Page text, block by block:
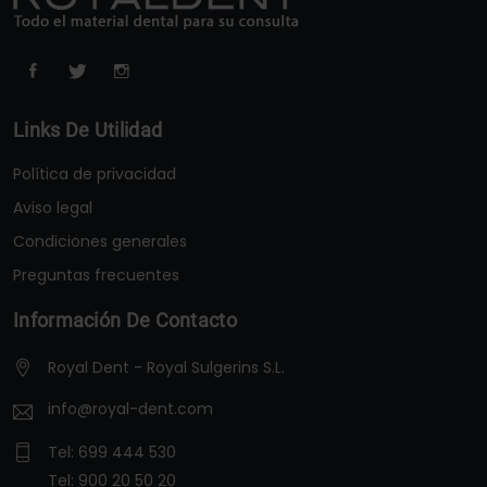
Links De Utilidad
Política de privacidad
Aviso legal
Condiciones generales
Preguntas frecuentes
Información De Contacto
Royal Dent - Royal Sulgerins S.L.
info@royal-dent.com
Tel: 699 444 530
Tel: 900 20 50 20